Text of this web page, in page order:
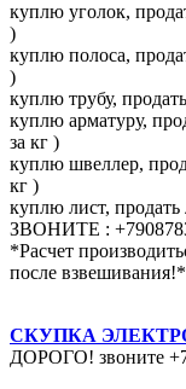
куплю уголок,
)
куплю полоса,
)
куплю трубу,
куплю арматуру,
за кг )
куплю швеллер,
кг )
куплю лист, продать
ЗВОНИТЕ :
*Расчет
после взвешивания!*
СКУПКА
ДОРОГО! звоните